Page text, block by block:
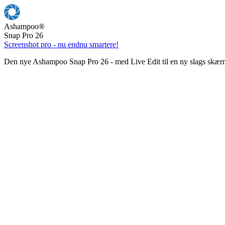
Ashampoo®
Snap Pro 26
Screenshot pro - nu endnu smartere!
Den nye Ashampoo Snap Pro 26 - med Live Edit til en ny slags